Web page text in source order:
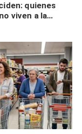
quienes
viven a la